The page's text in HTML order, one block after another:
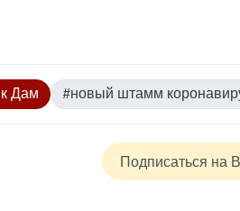
Дам #новый штамм
Подписаться на